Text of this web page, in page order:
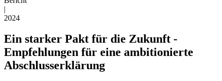
|
2024
Ein starker Pakt für die Zukunft -
Empfehlungen für eine ambitionierte
Abschlusserklärung